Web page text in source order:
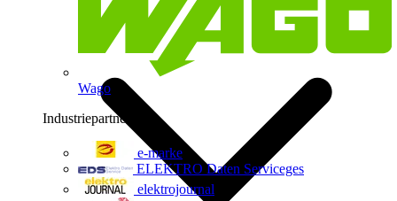
Wago
Industriepartner
e-marke
ELEKTRO Daten Serviceges
elektrojournal